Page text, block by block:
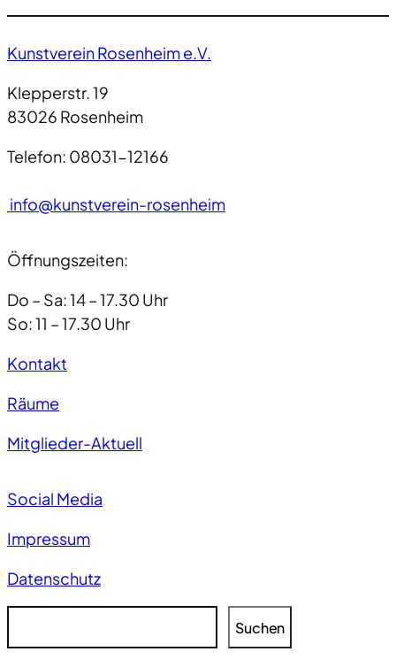
Kunstverein Rosenheim e.V.
Klepperstr. 19
83026 Rosenheim
Telefon: 08031-12166
info@kunstverein-rosenheim
Öffnungszeiten:
Do – Sa: 14 – 17.30 Uhr
So: 11 – 17.30 Uhr
Kontakt
Räume
Mitglieder-Aktuell
Social Media
Impressum
Datenschutz
Suchen